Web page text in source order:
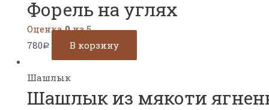
Форель на углях
Оценка0из 5
780Р В корзину
Шашлык
Шашлык из мякоти